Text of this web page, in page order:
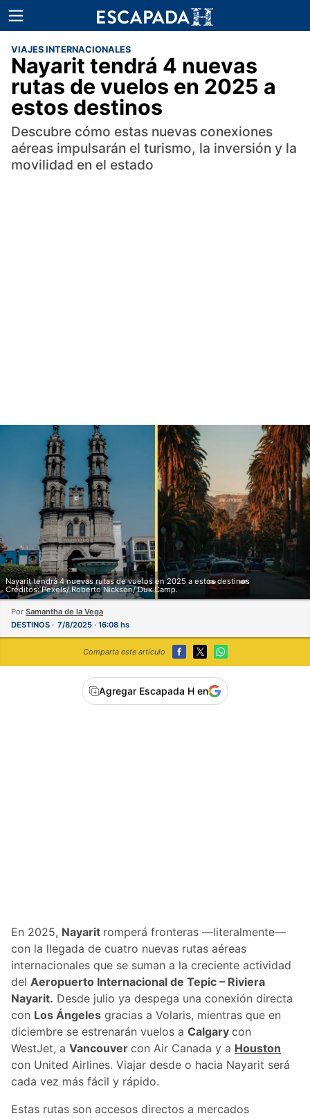
VIAJES INTERNACIONALES
Nayarit tendrá 4 nuevas
rutas de vuelos en 2025 a
estos destinos
Descubre cómo estas nuevas conexiones
aéreas impulsarán el turismo, la inversión y la
movilidad en el estado
Nayarit tendrá 4 nuevas rutas de vuelos en 2025 a estos destinos
Créditos: Pexels/ Roberto Nickson/ Dux Camp.
Por Samantha de la Vega
DESTINOS
7/8/2025 · 16:08 hs
Comparta este artículo
Agregar Escapada H en
En 2025, Nayarit romperá fronteras —literalmente—
con la llegada de cuatro nuevas rutas aéreas
internacionales que se suman a la creciente actividad
del Aeropuerto Internacional de Tepic – Riviera
Nayarit. Desde julio ya despega una conexión directa
con Los Ángeles gracias a Volaris, mientras que en
diciembre se estrenarán vuelos a Calgary con
WestJet, a Vancouver con Air Canada y a Houston
con United Airlines. Viajar desde o hacia Nayarit será
cada vez más fácil y rápido.
Estas rutas son accesos directos a mercados